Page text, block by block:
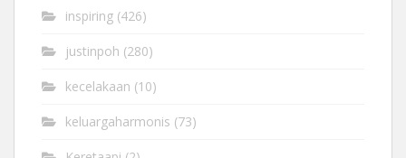
inspiring (426)
justinpoh (280)
kecelakaan (10)
keluargaharmonis (73)